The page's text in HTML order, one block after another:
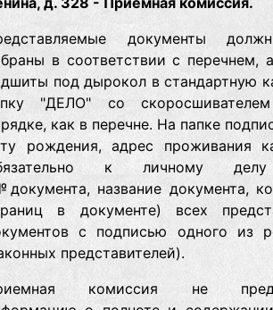
документы
в соответствии с перечнем,
под дырокол в стандартную
"ДЕЛО" со
как в перечне. На папке
рождения, адрес проживания
к личному
название документа,
в документе) всех
с подписью одного из
представителей).
комиссия не